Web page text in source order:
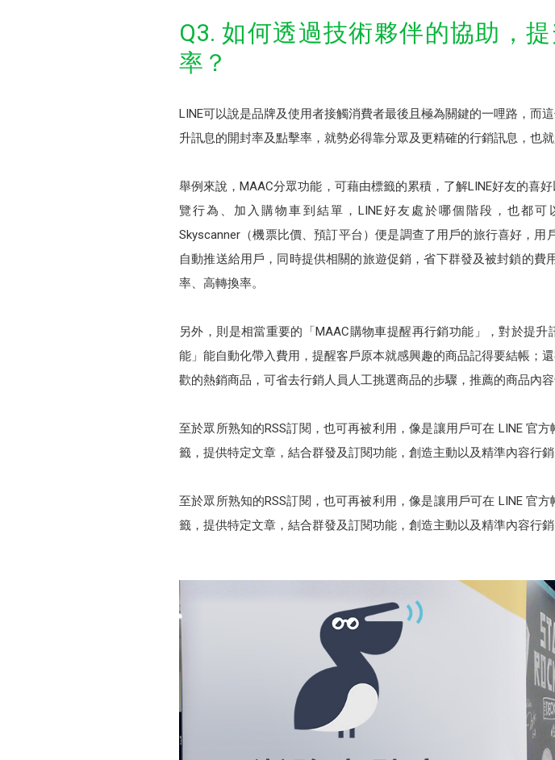
Q3. 如何透過技術夥伴的協助，
率？
LINE可以說是品牌及使用者接觸消費者最後且極為關鍵的一哩路，而
升訊息的開封率及點擊率，就勢必得靠分眾及更精確的行銷訊息，也就
舉例來說，MAAC分眾功能，可藉由標籤的累積，了解LINE好友的喜
覽行為、加入購物車到結單，LINE好友處於哪個階段，也都
Skyscanner（機票比價、預訂平台）便是調查了用戶的旅行喜好，
自動推送給用戶，同時提供相關的旅遊促銷，省下群發及被封鎖的費
率、高轉換率。
另外，則是相當重要的「MAAC購物車提醒再行銷功能」，對於提
能」能自動化帶入費用，提醒客戶原本就感興趣的商品記得要結帳；
歡的熱銷商品，可省去行銷人員人工挑選商品的步驟，推薦的商品內
至於眾所熟知的RSS訂閱，也可再被利用，像是讓用戶可在 LINE 官
籤，提供特定文章，結合群發及訂閱功能，創造主動以及精準內容行銷
至於眾所熟知的RSS訂閱，也可再被利用，像是讓用戶可在 LINE 官
籤，提供特定文章，結合群發及訂閱功能，創造主動以及精準內容行銷